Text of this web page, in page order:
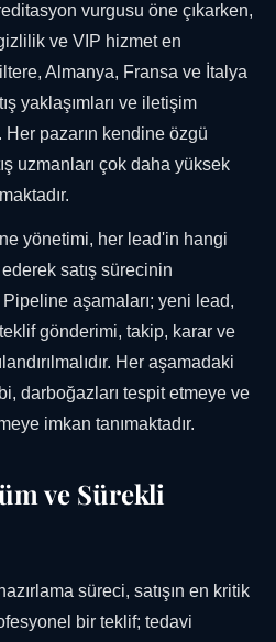
vurgusu öne çıkarken,
ve VIP hizmet en
Almanya, Fransa ve İtalya
yaklaşımları ve iletişim
pazarın kendine özgü
uzmanları çok daha yüksek
yönetimi, her lead'in hangi
satış sürecinin
aşamaları; yeni lead,
gönderimi, takip, karar ve
Her aşamadaki
darboğazları tespit etmeye ve
imkan tanımaktadır.
ve Sürekli
süreci, satışın en kritik
bir teklif; tedavi